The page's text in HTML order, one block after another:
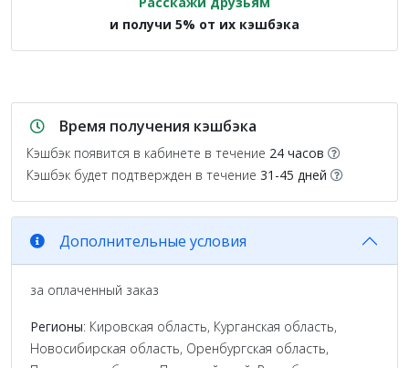
и получи 5% от их кэшбэка
Время получения кэшбэка
Кэшбэк появится в кабинете в течение 24 часов
Кэшбэк будет подтвержден в течение 31-45 дней
Дополнительные условия
за оплаченный заказ
Регионы: Кировская область, Курганская область,
Новосибирская область, Оренбургская область,